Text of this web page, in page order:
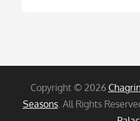
Copyright © 2026
Seasons. All Rights